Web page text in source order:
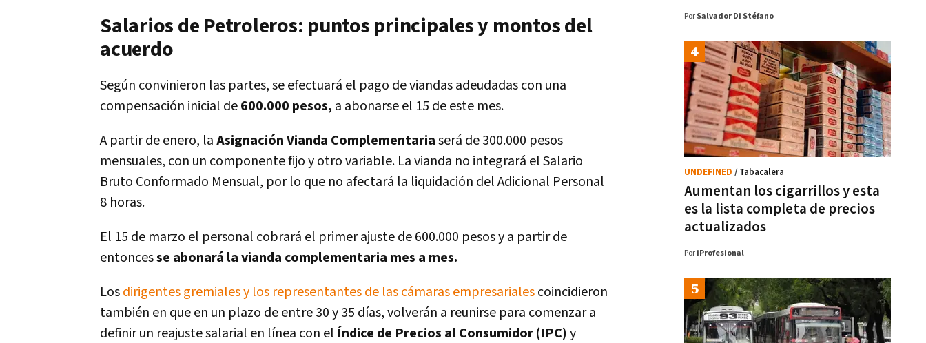
Salarios de Petroleros: puntos principales y montos del
acuerdo
Según convinieron las partes, se efectuará el pago de viandas adeudadas con una
compensación inicial de600.000 pesos, a abonarse el 15 de este mes.
A partir de enero, laAsignación Vianda Complementariaserá de 300.000 pesos
mensuales, con un componente fijo y otro variable. La vianda no integrará el Salario
Bruto Conformado Mensual, por lo que no afectará la liquidación del Adicional Personal
8 horas.
El 15 de marzo el personal cobrará el primer ajuste de 600.000 pesos y a partir de
entoncesse abonará la vianda complementaria mes a mes.
Losdirigentes gremiales y los representantes de las cámaras empresarialescoincidieron
también en que en un plazo de entre 30 y 35 días, volverán a reunirse para comenzar a
definir un reajuste salarial en línea con el Índice de Precios al Consumidor (IPC)y
Por Salvador Di Stéfano
Aumentan los cigarrillos y esta
es la lista completa de precios
actualizados
UNDEFINED / Tabacalera
Por iProfesional